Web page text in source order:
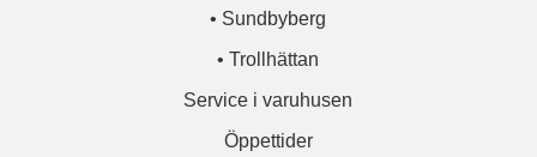
• Sundbyberg
• Trollhättan
Service i varuhusen
Öppettider